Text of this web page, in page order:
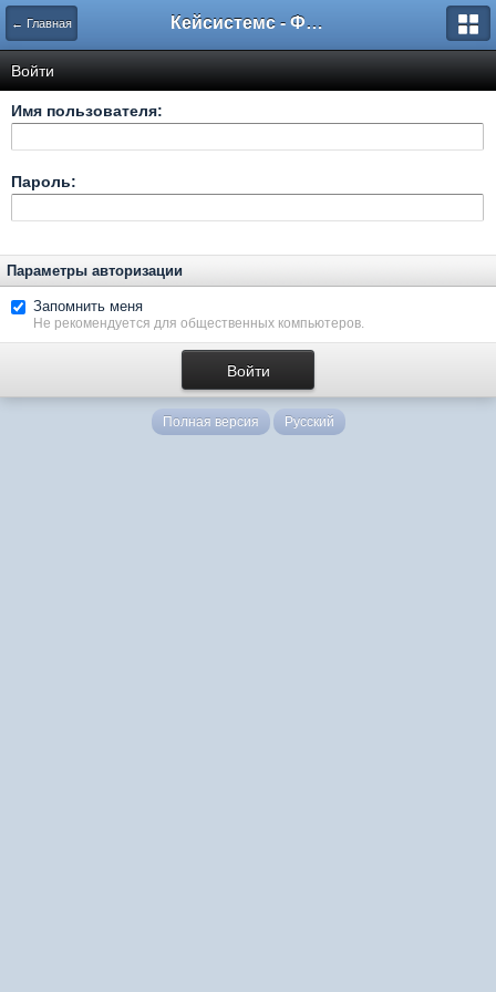
← Главная Кейсистемс - Форумы
Войти
Имя пользователя:
Пароль:
Параметры авторизации
Запомнить меня
Не рекомендуется для общественных компьютеров.
Полная версия Русский